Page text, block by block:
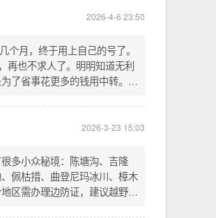
2026-4-6 23:50
个月，终于用上自己的号了。
再也不求人了。明明知道无利
了省事花更多的钱用中转。链
HTTP+SOCKS 转换才能用
麻烦了点，设定好了后直接任
登录。畅用，值得纪念。
2026-3-23 15:03
多小众秘境：陈塘沟、吉隆